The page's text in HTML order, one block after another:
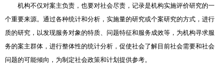
机构不仅对案主负责，也要对社会尽责，记录是机构实施评价研究的一
个重要来源。通过各种统计和分析，实施量的研究或个案研究的方式，进行
质的研究，以发现服务对象的特质、问题特征和服务成效等，为机构寻求服
务的案主群体，进行整体性的统计分析，促使社会了解目前社会需要和社会
问题的可能倾向，为制定社会政策和计划提供参考。